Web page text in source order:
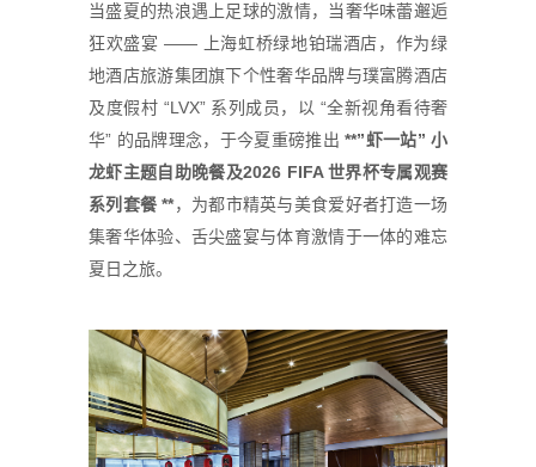
当盛夏的热浪遇上足球的激情，当奢华味蕾邂逅
狂欢盛宴 —— 上海虹桥绿地铂瑞酒店，作为绿
地酒店旅游集团旗下个性奢华品牌与璞富腾酒店
及度假村 “LVX” 系列成员，以 “全新视角看待奢
华” 的品牌理念，于今夏重磅推出 **”虾一站” 小
龙虾主题自助晚餐及2026 FIFA 世界杯专属观赛
系列套餐 **，为都市精英与美食爱好者打造一场
集奢华体验、舌尖盛宴与体育激情于一体的难忘
夏日之旅。